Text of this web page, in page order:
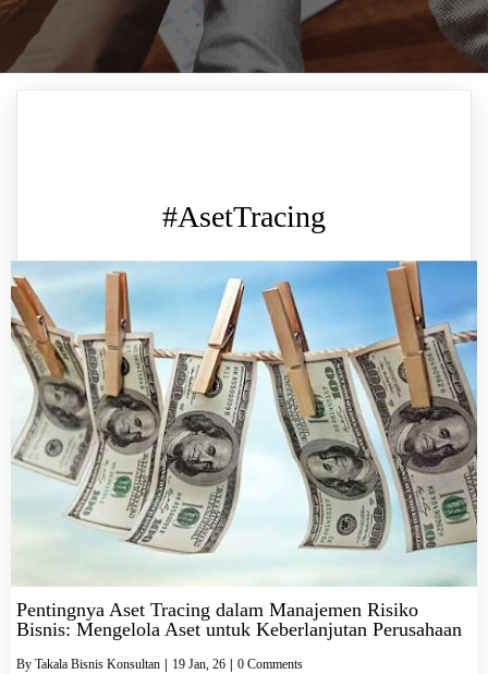
#AsetTracing
Pentingnya Aset Tracing dalam Manajemen Risiko
Bisnis: Mengelola Aset untuk Keberlanjutan Perusahaan
By Takala Bisnis Konsultan 19 Jan, 26 0 Comments